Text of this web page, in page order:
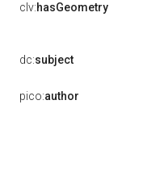
clv:hasGeometry
dc:subject
pico:author